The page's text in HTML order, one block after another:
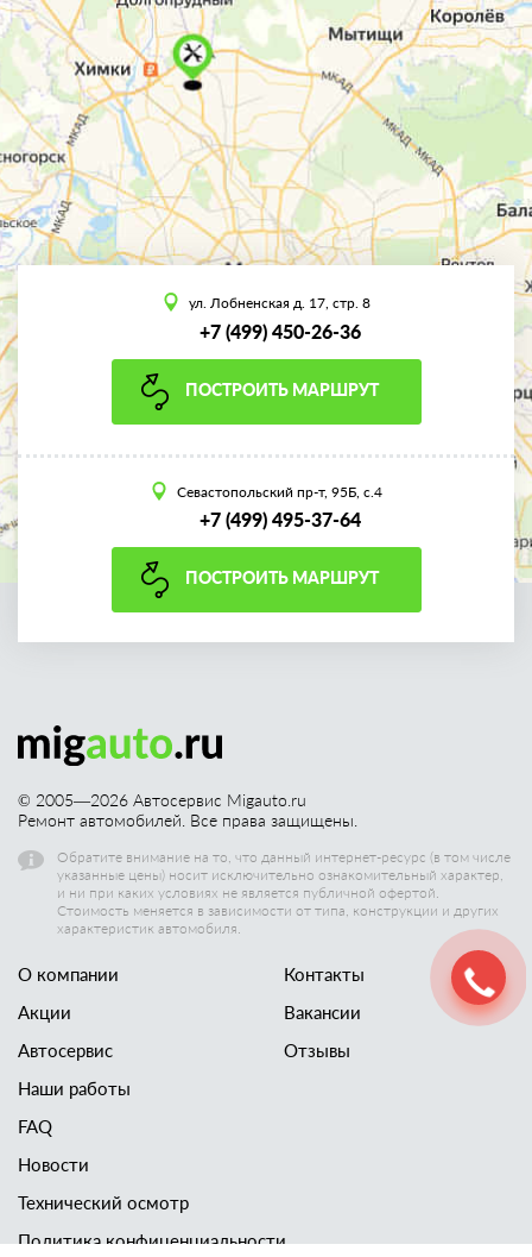
ул. Лобненская д. 17, стр. 8
+7 (499) 450-26-36
ПОСТРОИТЬ МАРШРУТ
Севастопольский пр-т, 95Б, с.4
+7 (499) 495-37-64
ПОСТРОИТЬ МАРШРУТ
© 2005—2026 Автосервис Migauto.ru
Ремонт автомобилей. Все права защищены.
Обратите внимание на то, что данный интернет-ресурс (в том числе
указанные цены) носит исключительно ознакомительный характер,
и ни при каких условиях не является публичной офертой.
Стоимость меняется в зависимости от типа, конструкции и других
характеристик автомобиля.
О компании
Акции
Автосервис
Наши работы
Контакты
Вакансии
Отзывы
FAQ
Новости
Технический осмотр
Политика конфиценциальности